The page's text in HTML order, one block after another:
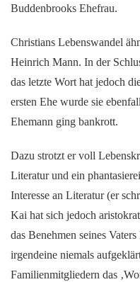
Buddenbrooks Ehefrau.
Christians Lebenswandel
Heinrich Mann. In der
das letzte Wort hat jedoch
ersten Ehe wurde sie
Ehemann ging bankrott.
Dazu strotzt er voll
Literatur und ein
Interesse an Literatur (er
Kai hat sich jedoch
das Benehmen seines
irgendeine niemals
Familienmitgliedern das